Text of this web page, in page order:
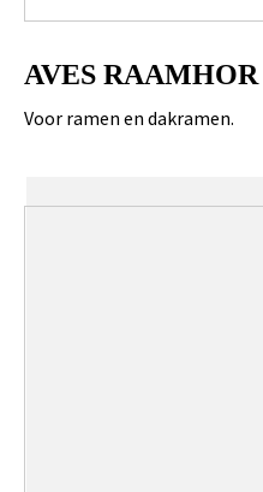
AVES RAAMHOR
Voor ramen en dakramen.